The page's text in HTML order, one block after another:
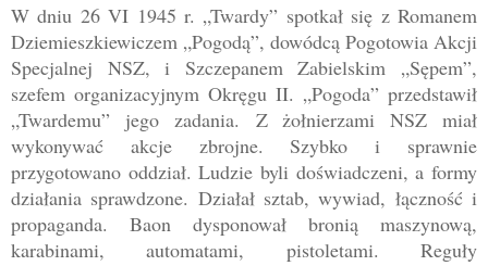
W dniu 26 VI 1945 r. „Twardy” spotkał się z Romanem
Dziemieszkiewiczem „Pogodą”, dowódcą Pogotowia Akcji
Specjalnej NSZ, i Szczepanem Zabielskim „Sępem”,
szefem organizacyjnym Okręgu II. „Pogoda” przedstawił
„Twardemu” jego zadania. Z żołnierzami NSZ miał
wykonywać akcje zbrojne. Szybko i sprawnie
przygotowano oddział. Ludzie byli doświadczeni, a formy
działania sprawdzone. Działał sztab, wywiad, łączność i
propaganda. Baon dysponował bronią maszynową,
karabinami, automatami, pistoletami. Reguły